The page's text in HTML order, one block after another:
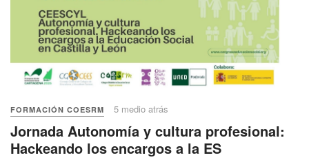
FORMACIÓN COESRM 5 medio atrás
Jornada Autonomía y cultura profesional:
Hackeando los encargos a la ES